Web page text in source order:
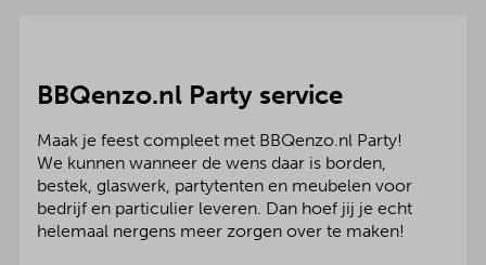
BBQenzo.nl Party service
Maak je feest compleet met BBQenzo.nl Party!
We kunnen wanneer de wens daar is borden,
bestek, glaswerk, partytenten en meubelen voor
bedrijf en particulier leveren. Dan hoef jij je echt
helemaal nergens meer zorgen over te maken!